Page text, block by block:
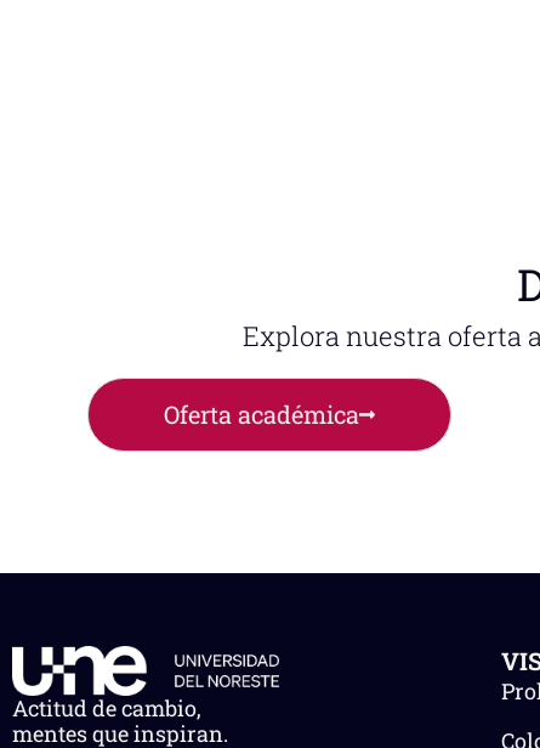
Explora nuestra oferta
Oferta académica
Actitud de cambio,
mentes que inspiran.